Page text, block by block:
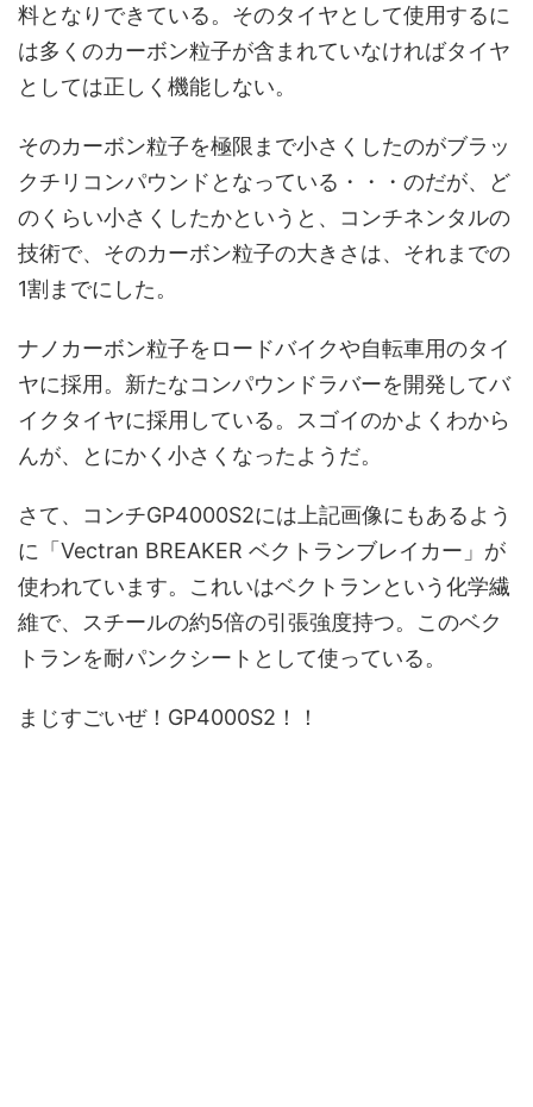
料となりできている。そのタイヤとして使用するに
は多くのカーボン粒子が含まれていなければタイヤ
としては正しく機能しない。
そのカーボン粒子を極限まで小さくしたのがブラッ
クチリコンパウンドとなっている・・・のだが、ど
のくらい小さくしたかというと、コンチネンタルの
技術で、そのカーボン粒子の大きさは、それまでの
1割までにした。
ナノカーボン粒子をロードバイクや自転車用のタイ
ヤに採用。新たなコンパウンドラバーを開発してバ
イクタイヤに採用している。スゴイのかよくわから
んが、とにかく小さくなったようだ。
さて、コンチGP4000S2には上記画像にもあるよう
に「Vectran BREAKER ベクトランブレイカー」が
使われています。これいはベクトランという化学繊
維で、スチールの約5倍の引張強度持つ。このベク
トランを耐パンクシートとして使っている。
まじすごいぜ！GP4000S2！！